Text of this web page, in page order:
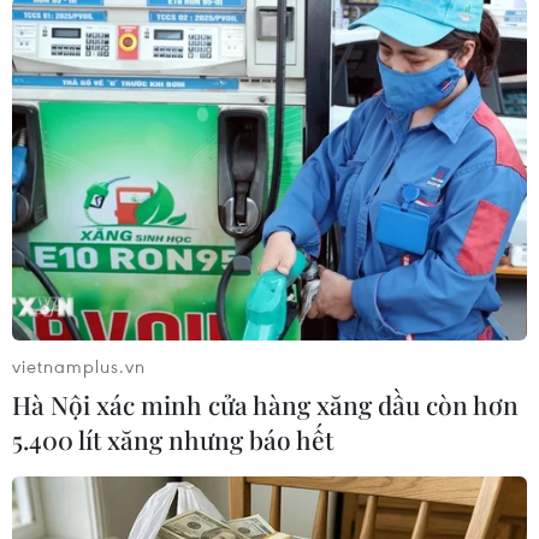
trợ các hoạt động dọn dẹp rác thải nhựa đại
dương trên quy mô lớn./.
(Vietnam+)
vietnamplus.vn
Hà Nội xác minh cửa hàng xăng dầu còn hơn
5.400 lít xăng nhưng báo hết